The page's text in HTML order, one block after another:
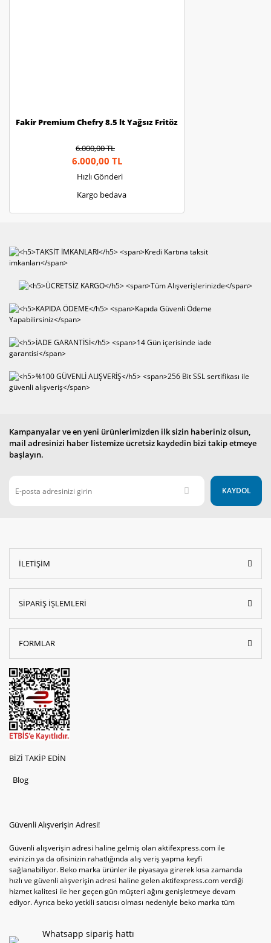
Fakir Premium Chefry 8.5 lt Yağsız Fritöz
6.000,00 TL
6.000,00 TL
Hızlı Gönderi
Kargo bedava
Kampanyalar ve en yeni ürünlerimizden ilk sizin haberiniz olsun,
mail adresinizi haber listemize ücretsiz kaydedin bizi takip etmeye
başlayın.
KAYDOL
İLETİŞİM
SİPARİŞ İŞLEMLERİ
FORMLAR
BİZİ TAKİP EDİN
Blog
Güvenli Alışverişin Adresi!
Güvenli alışverişin adresi haline gelmiş olan aktifexpress.com ile
evinizin ya da ofisinizin rahatlığında alış veriş yapma keyfi
sağlanabiliyor. Beko marka ürünler ile piyasaya girerek kısa zamanda
hızlı ve güvenli alışverişin adresi haline gelen aktifexpress.com verdiği
hizmet kalitesi ile her geçen gün müşteri ağını genişletmeye devam
ediyor. Ayrıca beko yetkili satıcısı olması nedeniyle beko marka tüm
televizyon ya da bulaşık makinesi değil aynı zamanda çamaşır makinesi
Whatsapp sipariş hattı